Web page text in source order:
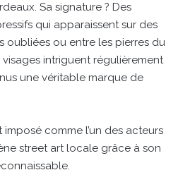
Sa signature ? Des
qui apparaissent sur des
oubliées ou entre les pierres du
intriguent régulièrement
une véritable marque de
imposé comme l’un des acteurs
street art locale grâce à son